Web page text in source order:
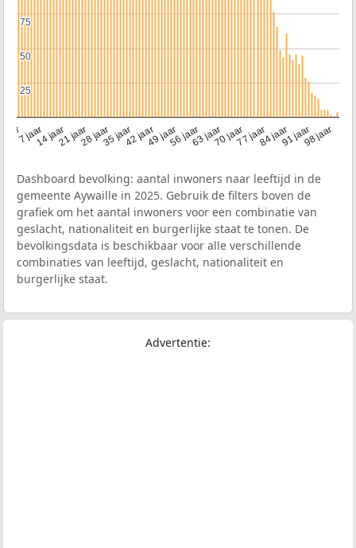
7 jaar14 jaar21 jaar28 jaar35 jaar42 jaar49 jaar56 jaar63 jaar70 jaar77 jaar84 jaar91 jaar98 jaar
25
25
50
50
75
75
Dashboard bevolking: aantal inwoners naar leeftijd in de
gemeente Aywaille in 2025. Gebruik de filters boven de
grafiek om het aantal inwoners voor een combinatie van
geslacht, nationaliteit en burgerlijke staat te tonen. De
bevolkingsdata is beschikbaar voor alle verschillende
combinaties van leeftijd, geslacht, nationaliteit en
burgerlijke staat.
Advertentie: